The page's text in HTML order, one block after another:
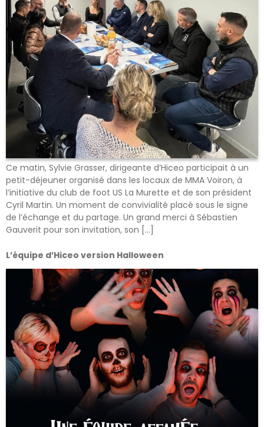
Ce matin, Sylvie Grasser, dirigeante d’Hiceo participait à un
petit-déjeuner organisé dans les locaux de MMA Voiron, à
l’initiative du club de foot US La Murette et de son président
Cyril Martin. Un moment de convivialité placé sous le signe
de l’échange et du partage. Un grand merci à Sébastien
Gauverit pour son invitation, son […]
L’équipe d’Hiceo version Halloween